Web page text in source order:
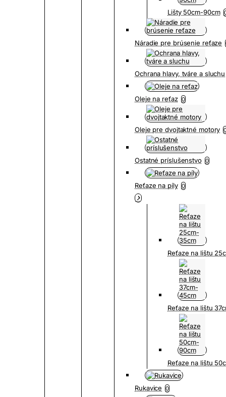
Lišty 50cm-90cm
Náradie pre brúsenie reťaze
Ochrana hlavy, tváre a sluchu
Oleje na reťaz 0
Oleje pre dvojtaktné motory
Ostatné príslušenstvo 0
Reťaze na píly 0
Reťaze na lištu
Reťaze na lištu
Reťaze na lištu
Rukavice 0